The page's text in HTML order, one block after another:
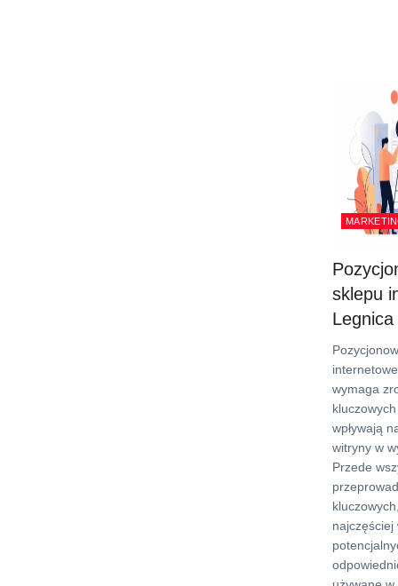
sklepu
Legnica
wymaga
wpływają
witryny w
Przede
najczęściej